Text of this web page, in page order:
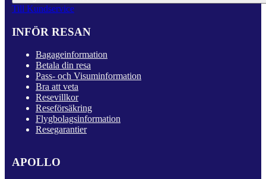
Till Kundservice
INFÖR RESAN
Bagageinformation
Betala din resa
Pass- och Visuminformation
Bra att veta
Resevillkor
Reseförsäkring
Flygbolagsinformation
Resegarantier
APOLLO